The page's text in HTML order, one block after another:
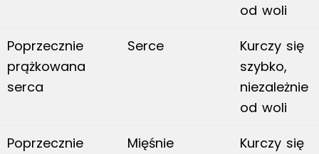
od woli
Poprzecznie
prążkowana
serca
Serce
Kurczy się
szybko,
niezależnie
od woli
Poprzecznie
Mięśnie
Kurczy się